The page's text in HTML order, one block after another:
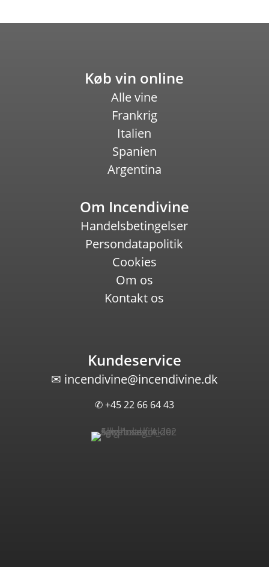
Køb vin online
Alle vine
Frankrig
Italien
Spanien
Argentina
Om Incendivine
Handelsbetingelser
Persondatapolitik
Cookies
Om os
Kontakt os
Kundeservice
✉ incendivine@incendivine.dk
✆ +45 22 66 64 43